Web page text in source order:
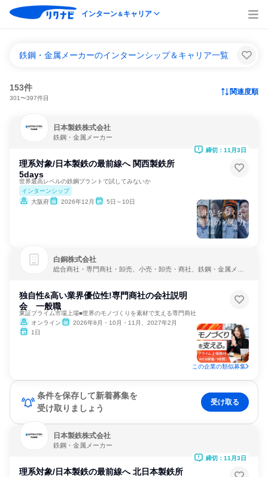
インターン＆キャリア
鉄鋼・金属メーカーのインターンシップ＆キャリア一覧
153件
301〜397件目
関連度順
日本製鉄株式会社
鉄鋼・金属メーカー
理系対象/日本製鉄の最前線へ 関西製鉄所
5days
世界最高レベルの鉄鋼プラントで試してみないか
インターンシップ
大阪府
2026年12月 5日～10日
締切：11月3日
白銅株式会社
総合商社・専門商社・卸売、小売・卸売・商社、鉄鋼・金属メー
独自性&高い業界優位性!専門商社の会社説明
会 一般職
東証プライム市場上場■世界のモノづくりを素材で支える専門商社
オンライン
2026年8月・10月・11月、2027年2月
1日
この企業の類似募集
条件を保存して新着募集を
受け取りましょう
受け取る
日本製鉄株式会社
鉄鋼・金属メーカー
理系対象/日本製鉄の最前線へ 北日本製鉄所
締切：11月3日